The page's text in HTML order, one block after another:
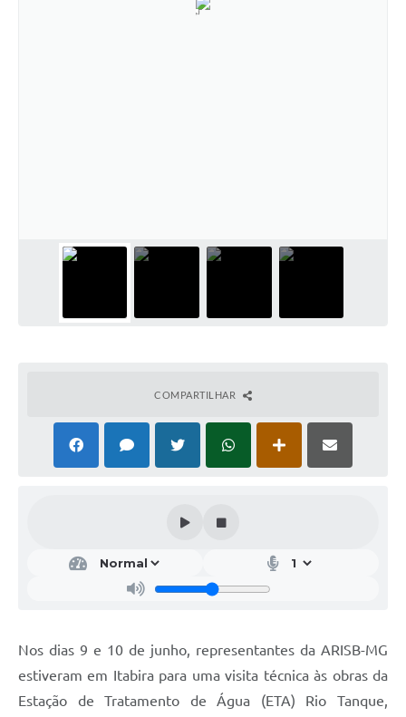
COMPARTILHAR
Nos dias 9 e 10 de junho, representantes da ARISB-MG
estiveram em Itabira para uma visita técnica às obras da
Estação de Tratamento de Água (ETA) Rio Tanque,